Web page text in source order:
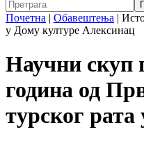
Почетна | Обавештења |
у Дому културе Алексинац
Научни скуп
година од
турског